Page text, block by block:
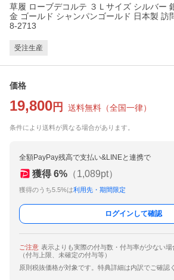
草履 ローブデコルテ ３Ｌサイズ シルバー
金 ゴールド シャンパンゴールド 日本製 訪
8-2713
受注生産
価格
19,800 円 送料無料 （全国一律）
条件により送料が異なる場合があります。
全額PayPay残高で支払い&LINEと連携で
獲得 6% （1,089pt）
獲得のうち5.5%は利用先・期間限定
ログインして確認
ご注意 表示よりも実際の付与数・付与率が少ない場
（付与上限、未確定の付与等）
原則税抜価格が対象です。特典詳細は内訳でご確認